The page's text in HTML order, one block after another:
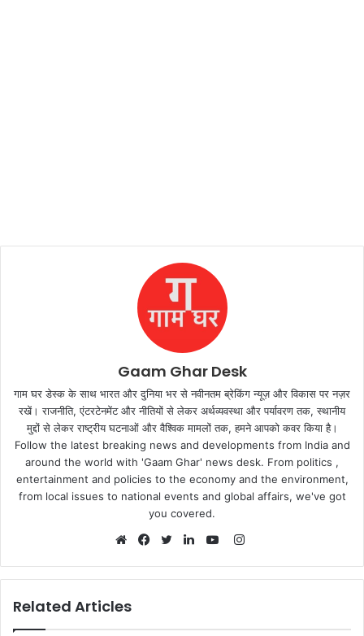
Gaam Ghar Desk
गाम घर डेस्क के साथ भारत और दुनिया भर से नवीनतम ब्रेकिंग न्यूज़ और विकास पर नज़र
रखें। राजनीति, एंटरटेनमेंट और नीतियों से लेकर अर्थव्यवस्था और पर्यावरण तक, स्थानीय
मुद्दों से लेकर राष्ट्रीय घटनाओं और वैश्विक मामलों तक, हमने आपको कवर किया है।
Follow the latest breaking news and developments from India and
around the world with 'Gaam Ghar' news desk. From politics ,
entertainment and policies to the economy and the environment,
from local issues to national events and global affairs, we've got
you covered.
Instagram
Related Articles